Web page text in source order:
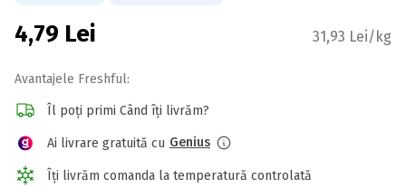
4,79 Lei 31,93 Lei/kg
Avantajele Freshful:
Îl poți primi Când îți livrăm?
Ai livrare gratuită cu Genius
Îți livrăm comanda la temperatură controlată